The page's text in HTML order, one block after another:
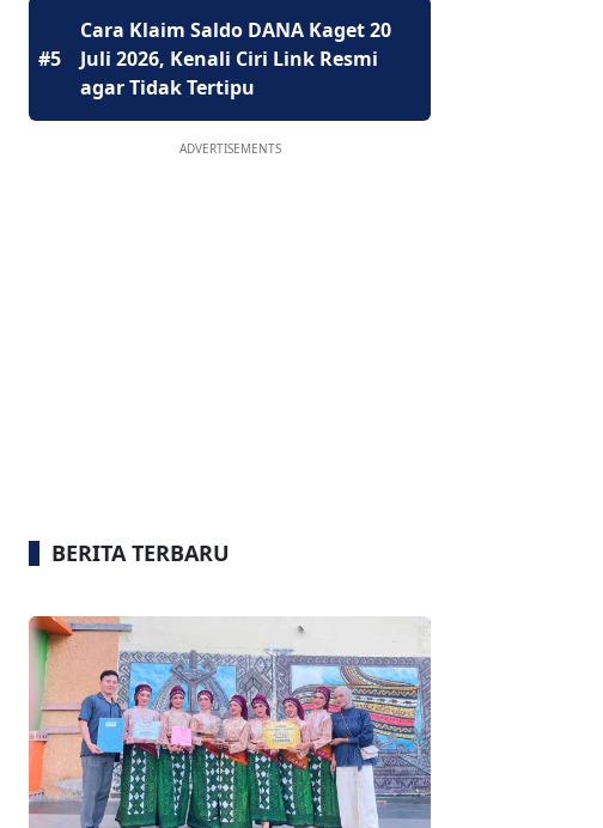
#5
Cara Klaim Saldo DANA Kaget 20
Juli 2026, Kenali Ciri Link Resmi
agar Tidak Tertipu
ADVERTISEMENTS
BERITA TERBARU